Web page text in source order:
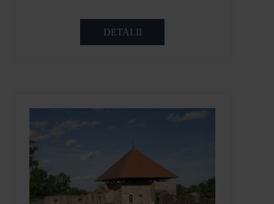
DETALII